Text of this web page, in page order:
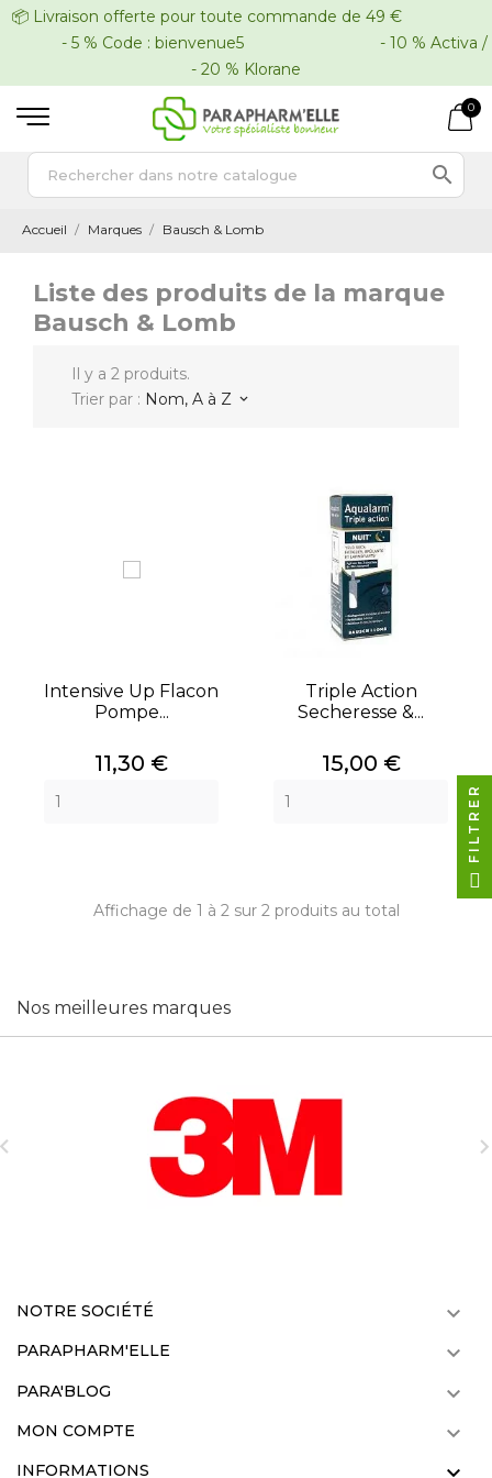
📦 Livraison offerte pour toute commande de 49 €
- 5 % Code : bienvenue5 - 10 % Activa /
- 20 % Klorane
0

Accueil Marques Bausch & Lomb
Liste des produits de la marque
Bausch & Lomb
Il y a 2 produits.
Trier par : Nom, A à Z keyboard_arrow_down
Intensive Up Flacon
Pompe...
Prix
11,30 €
Triple Action
Secheresse &...
Prix
15,00 €
Affichage de 1 à 2 sur 2 produits au total
Nos meilleures marques
NOTRE SOCIÉTÉ 
PARAPHARM'ELLE 
PARA'BLOG 
MON COMPTE 
INFORMATIONS
FILTRER